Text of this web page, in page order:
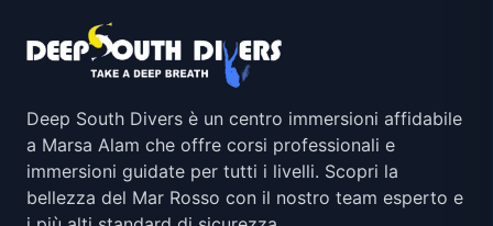
Deep South Divers è un centro immersioni affidabile
a Marsa Alam che offre corsi professionali e
immersioni guidate per tutti i livelli. Scopri la
bellezza del Mar Rosso con il nostro team esperto e